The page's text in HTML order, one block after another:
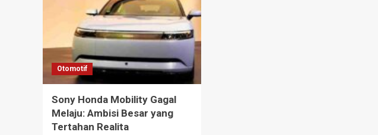
Otomotif
Sony Honda Mobility Gagal
Melaju: Ambisi Besar yang
Tertahan Realita